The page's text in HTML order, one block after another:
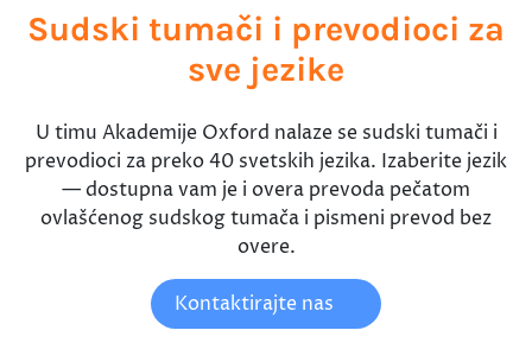
Sudski tumači i prevodioci za
sve jezike
U timu Akademije Oxford nalaze se sudski tumači i
prevodioci za preko 40 svetskih jezika. Izaberite jezik
— dostupna vam je i overa prevoda pečatom
ovlašćenog sudskog tumača i pismeni prevod bez
overe.
Kontaktirajte nas